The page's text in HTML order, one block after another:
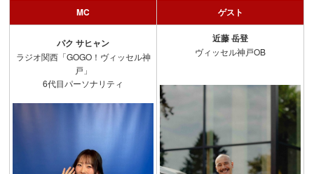
MC ゲスト
パク サヒャン
ラジオ関西「GOGO！ヴィッセル神
戸」
6代目パーソナリティ
近藤 岳登
ヴィッセル神戸OB